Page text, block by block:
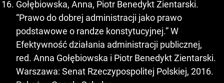
Gołębiowska, Anna, Piotr Benedykt Zientarski.
“Prawo do dobrej administracji jako prawo
podstawowe o randze konstytucyjnej.” W
Efektywność działania administracji publicznej,
red. Anna Gołębiowska i Piotr Benedykt Zientarski.
Warszawa: Senat Rzeczypospolitej Polskiej, 2016.